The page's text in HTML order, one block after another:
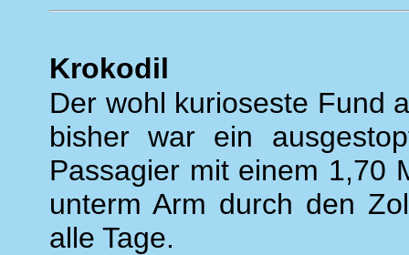
Krokodil
Der wohl kurioseste Fund
bisher war ein
Passagier mit einem 1,70
unterm Arm durch den
alle Tage.